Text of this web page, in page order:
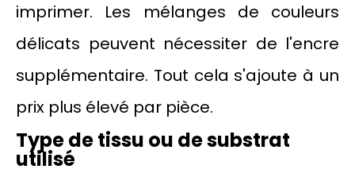
imprimer. Les mélanges de couleurs
délicats peuvent nécessiter de l'encre
supplémentaire. Tout cela s'ajoute à un
prix plus élevé par pièce.
Type de tissu ou de substrat
utilisé